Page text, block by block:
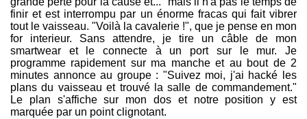
finir et est interrompu par un énorme fracas qui fait vibrer
tout le vaisseau. "Voilà la cavalerie !", que je pense en mon
for interieur. Sans attendre, je tire un câble de mon
smartwear et le connecte à un port sur le mur. Je
programme rapidement sur ma manche et au bout de 2
minutes annonce au groupe : "Suivez moi, j'ai hacké les
plans du vaisseau et trouvé la salle de commandement."
Le plan s'affiche sur mon dos et notre position y est
marquée par un point clignotant.